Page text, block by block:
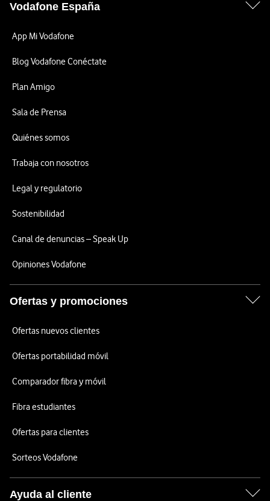
Vodafone España
App Mi Vodafone
Blog Vodafone Conéctate
Plan Amigo
Sala de Prensa
Quiénes somos
Trabaja con nosotros
Legal y regulatorio
Sostenibilidad
Canal de denuncias – Speak Up
Opiniones Vodafone
Ofertas y promociones
Ofertas nuevos clientes
Ofertas portabilidad móvil
Comparador fibra y móvil
Fibra estudiantes
Ofertas para clientes
Sorteos Vodafone
Ayuda al cliente